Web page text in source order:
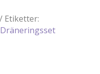
Etiketter:
Dräneringsset